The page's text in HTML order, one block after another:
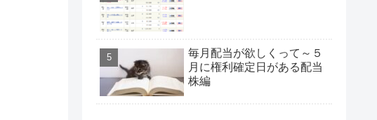
毎月配当が欲しくって～５
月に権利確定日がある配当
株編